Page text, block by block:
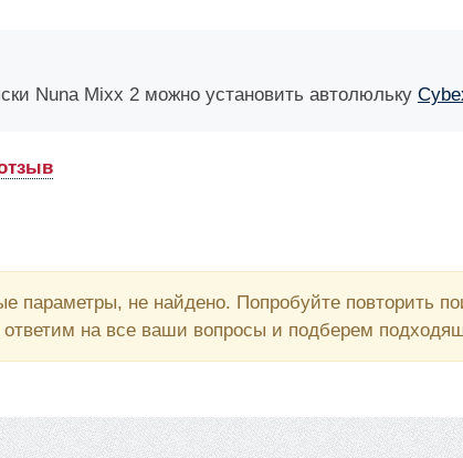
Nuna Mixx 2 можно установить автолюльку
параметры, не найдено. Попробуйте повторить
на все ваши вопросы и подберем